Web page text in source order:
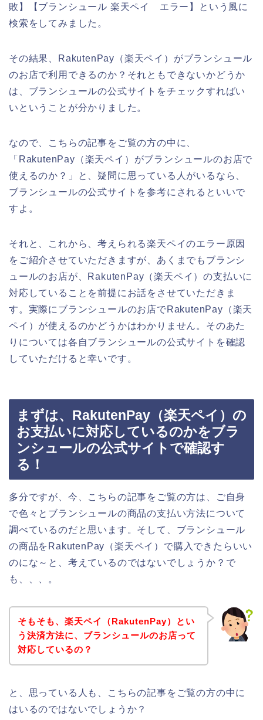
敗】【ブランシュール 楽天ペイ エラー】という風に
検索をしてみました。
その結果、RakutenPay（楽天ペイ）がブランシュール
のお店で利用できるのか？それともできないかどうか
は、ブランシュールの公式サイトをチェックすればい
いということが分かりました。
なので、こちらの記事をご覧の方の中に、
「RakutenPay（楽天ペイ）がブランシュールのお店で
使えるのか？」と、疑問に思っている人がいるなら、
ブランシュールの公式サイトを参考にされるといいで
すよ。
それと、これから、考えられる楽天ペイのエラー原因
をご紹介させていただきますが、あくまでもブランシ
ュールのお店が、RakutenPay（楽天ペイ）の支払いに
対応していることを前提にお話をさせていただきま
す。実際にブランシュールのお店でRakutenPay（楽天
ペイ）が使えるのかどうかはわかりません。そのあた
りについては各自ブランシュールの公式サイトを確認
していただけると幸いです。
まずは、RakutenPay（楽天ペイ）の
お支払いに対応しているのかをブラ
ンシュールの公式サイトで確認す
る！
多分ですが、今、こちらの記事をご覧の方は、ご自身
で色々とブランシュールの商品の支払い方法について
調べているのだと思います。そして、ブランシュール
の商品をRakutenPay（楽天ペイ）で購入できたらいい
のにな～と、考えているのではないでしょうか？で
も、、、。
そもそも、楽天ペイ（RakutenPay）とい
う決済方法に、ブランシュールのお店って
対応しているの？
と、思っている人も、こちらの記事をご覧の方の中に
はいるのではないでしょうか？